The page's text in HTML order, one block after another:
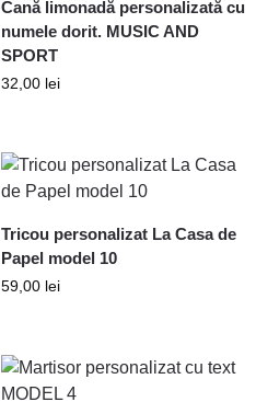
Cană limonadă personalizată cu
numele dorit. MUSIC AND
SPORT
32,00 lei
Tricou personalizat La Casa de
Papel model 10
59,00 lei